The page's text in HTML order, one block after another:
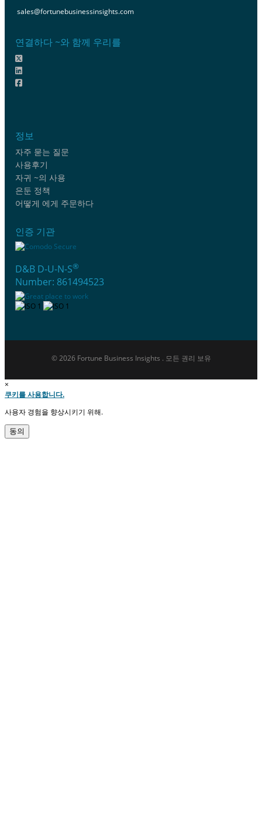
sales@fortunebusinessinsights.com
연결하다 ~와 함께 우리를
정보
자주 묻는 질문
사용후기
자귀 ~의 사용
은둔 정책
어떻게 에게 주문하다
인증 기관
D&B D-U-N-S®
Number: 861494523
© 2026 Fortune Business Insights . 모든 권리 보유
×
쿠키를 사용합니다.
사용자 경험을 향상시키기 위해.
동의